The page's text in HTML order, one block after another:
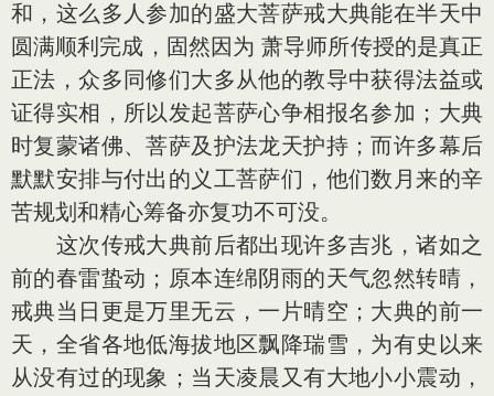
和，这么多人参加的盛大菩萨戒大典能在半天中
圆满顺利完成，固然因为 萧导师所传授的是真正
正法，众多同修们大多从他的教导中获得法益或
证得实相，所以发起菩萨心争相报名参加；大典
时复蒙诸佛、菩萨及护法龙天护持；而许多幕后
默默安排与付出的义工菩萨们，他们数月来的辛
苦规划和精心筹备亦复功不可没。
这次传戒大典前后都出现许多吉兆，诸如之
前的春雷蛰动；原本连绵阴雨的天气忽然转晴，
戒典当日更是万里无云，一片晴空；大典的前一
天，全省各地低海拔地区飘降瑞雪，为有史以来
从没有过的现象；当天凌晨又有大地小小震动，